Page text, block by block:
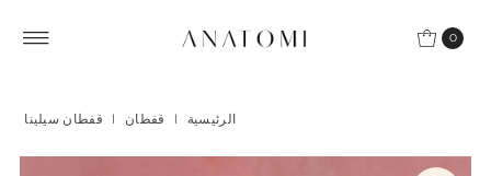
0
الرئيسية | قفطان | قفطان سيلينا